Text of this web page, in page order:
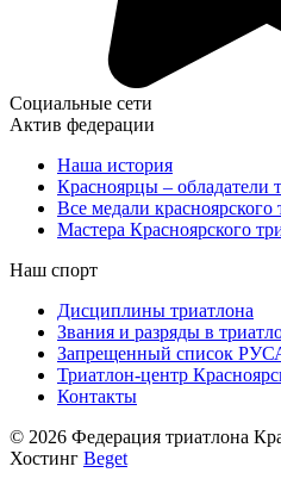
Социальные сети
Актив федерации
Наша история
Красноярцы – обладатели
Все медали красноярского
Мастера Красноярского
Наш спорт
Дисциплины триатлона
Звания и разряды в
Запрещенный список
Триатлон-центр
Контакты
© 2026 Федерация триатлона
Хостинг Beget